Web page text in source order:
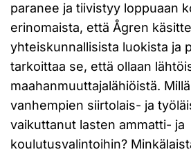
paranee ja tiivistyy loppuaan
erinomaista, että Ågren
yhteiskunnallisista luokista ja
tarkoittaa se, että ollaan
maahanmuuttajalähiöistä.
vanhempien siirtolais- ja
vaikuttanut lasten ammatti- ja
koulutusvalintoihin?